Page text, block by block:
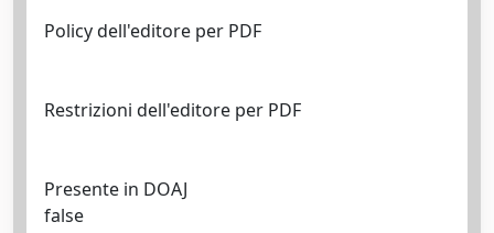
Policy dell'editore per PDF
Restrizioni dell'editore per PDF
Presente in DOAJ